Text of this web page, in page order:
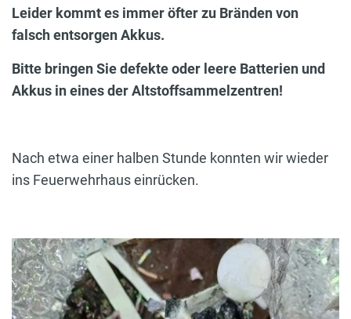
Leider kommt es immer öfter zu Bränden von
falsch entsorgen Akkus.
Bitte bringen Sie defekte oder leere Batterien und
Akkus in eines der Altstoffsammelzentren!
Nach etwa einer halben Stunde konnten wir wieder
ins Feuerwehrhaus einrücken.